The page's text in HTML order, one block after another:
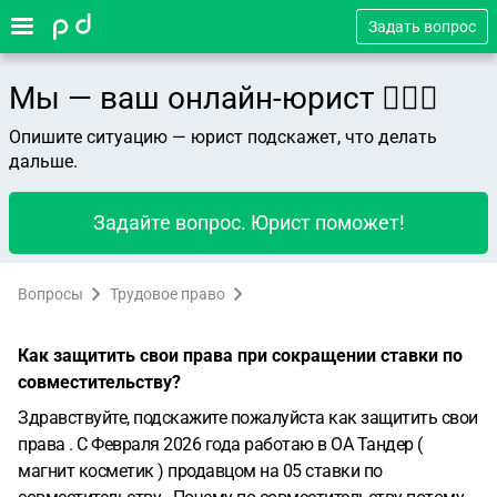
Задать вопрос
Мы — ваш онлайн-юрист 👨🏻‍⚖️
Опишите ситуацию — юрист подскажет, что делать
дальше.
Задайте вопрос. Юрист поможет!
Вопросы Трудовое право
Как защитить свои права при сокращении ставки по
совместительству?
Здравствуйте, подскажите пожалуйста как защитить свои
права . С Февраля 2026 года работаю в ОА Тандер (
магнит косметик ) продавцом на 05 ставки по